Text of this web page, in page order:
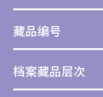
藏品编号
档案藏品层次